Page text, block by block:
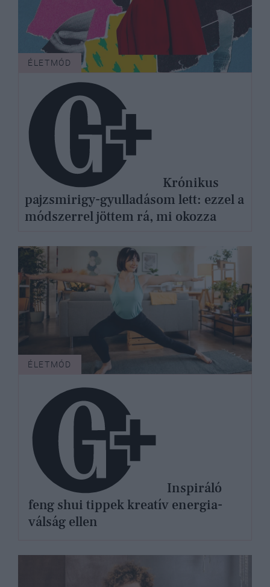
ÉLETMÓD
pajzsmirigy-gyulladásom lett: ezzel a
módszerrel jöttem rá, mi okozza
ÉLETMÓD
Inspiráló
feng shui tippek kreatív energia-
válság ellen